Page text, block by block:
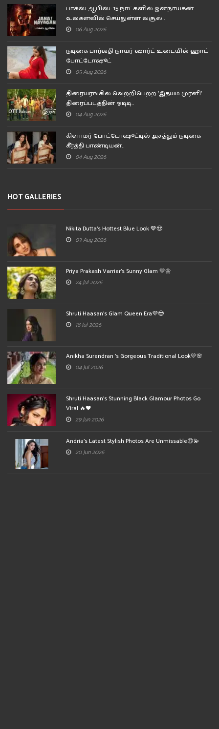
பாக்ஸ் ஆபிஸ்: 15 நாட்களில் ஜனநாயகன்
உலகளவில் செய்துள்ள வசூல்..
06 Aug 2026
நடிகை பார்வதி நாயர் ஷார்ட் உடையில் ஹாட்
போட்டோஷூட்
05 Aug 2026
திரையரங்கில் வெற்றிபெற்ற 'இதயம் முரளி'
திரைப்படத்தின் ஓடிடி..
04 Aug 2026
கிளாமர் போட்டோஷூட்டில் அசத்தும் நடிகை
கீர்த்தி பாண்டியன்..
04 Aug 2026
HOT GALLERIES
Nikita Dutta's Hottest Blue Look 💙😍
03 Aug 2026
Priya Prakash Varrier's Sunny Glam 💛🌼
24 Jul 2026
Shruti Haasan's Glam Queen Era💜😍
18 Jul 2026
Anikha Surendran 's Gorgeous Traditional Look💛🌸
04 Jul 2026
Shruti Haasan's Stunning Black Glamour Photos Go
Viral 🔥🖤
29 Jun 2026
Andria's Latest Stylish Photos Are Unmissable😍💫
20 Jun 2026